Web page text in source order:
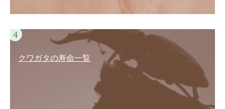
クワガタの寿命一覧